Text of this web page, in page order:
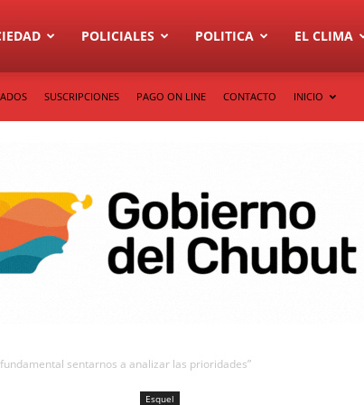
POLICIALES POLITICA EL CLIMA
SUSCRIPCIONES PAGO ON LINE CONTACTO INICIO
sentarnos a analizar las prioridades”
Esquel